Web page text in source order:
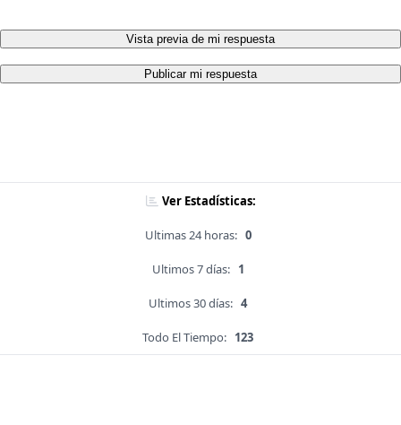
Vista previa de mi respuesta
Publicar mi respuesta
Ver Estadísticas:
Ultimas 24 horas: 0
Ultimos 7 días: 1
Ultimos 30 días: 4
Todo El Tiempo: 123